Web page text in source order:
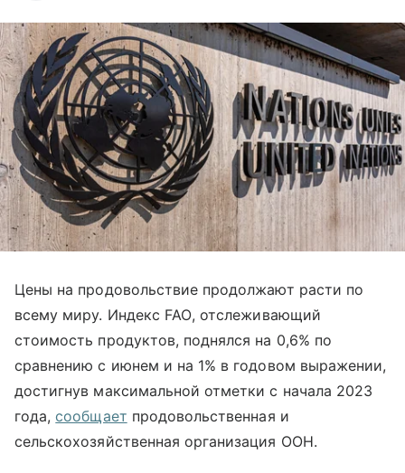
Цены на продовольствие продолжают расти по
всему миру. Индекс FAO, отслеживающий
стоимость продуктов, поднялся на 0,6% по
сравнению с июнем и на 1% в годовом выражении,
достигнув максимальной отметки с начала 2023
года,сообщает продовольственная и
сельскохозяйственная организация ООН.